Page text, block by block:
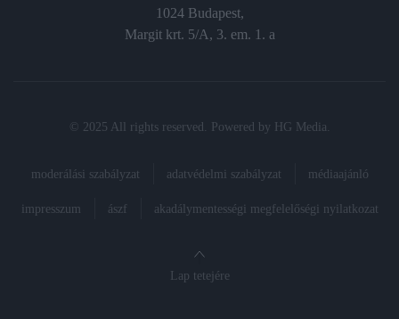
1024 Budapest,
Margit krt. 5/A, 3. em. 1. a
© 2025 All rights reserved. Powered by HG Media
moderálási szabályzat adatvédelmi szabályzat médiaajánló
impresszum ászf akadálymentességi megfelelőségi nyilatkozat
Lap tetejére